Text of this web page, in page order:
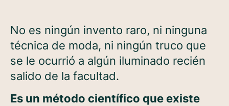
No es ningún invento raro, ni ninguna
técnica de moda, ni ningún truco que
se le ocurrió a algún iluminado recién
salido de la facultad.
Es un método científico que existe